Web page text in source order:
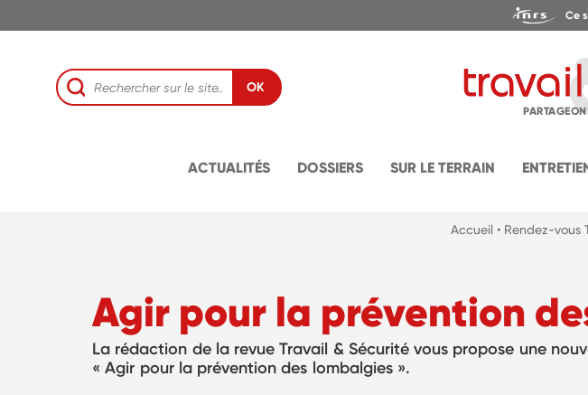
Ce
OK
ACTUALITÉS DOSSIERS SUR LE TERRAIN
Accueil • Rendez-vous
Agir pour la prévention
La rédaction de la revue Travail & Sécurité vous propose une
« Agir pour la prévention des lombalgies ».